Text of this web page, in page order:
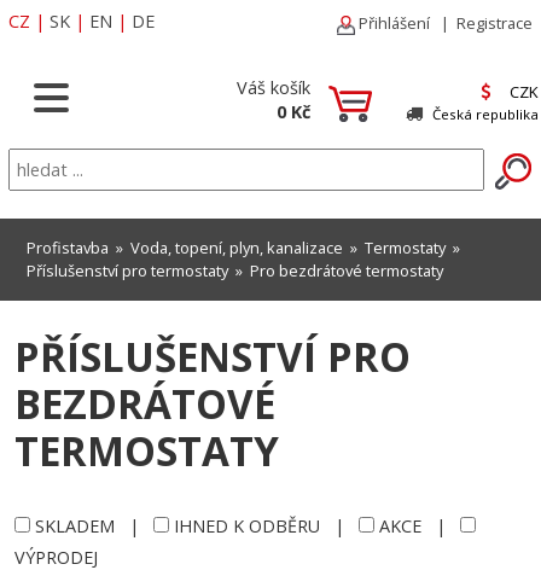
CZ | SK | EN | DE Přihlášení | Registrace
Váš košík
0 Kč
CZK
Česká republika
Profistavba » Voda, topení, plyn, kanalizace » Termostaty»
Příslušenství pro termostaty» Pro bezdrátové termostaty
PŘÍSLUŠENSTVÍ PRO
BEZDRÁTOVÉ
TERMOSTATY
SKLADEM | IHNED K ODBĚRU | AKCE |
VÝPRODEJ